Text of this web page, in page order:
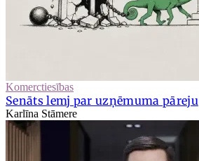
Komerctiesības
Senāts lemj par uzņēmuma pāreju
Karlīna Stāmere